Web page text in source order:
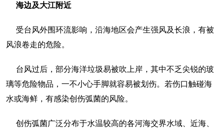
海边及大江附近
受台风外围环流影响，沿海地区会产生强风及长浪，有被
风浪卷走的危险。
台风过后，部分海洋垃圾易被吹上岸，其中不乏尖锐的玻
璃等危险物品，一不小心手脚就容易被划伤。若伤口触碰海
水或海鲜，有感染创伤弧菌的风险。
创伤弧菌广泛分布于水温较高的各河海交界水域、近海、